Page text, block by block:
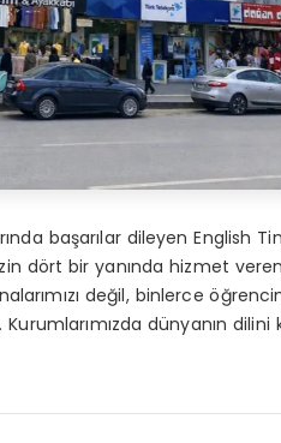
başarılar dileyen English
dört bir yanında hizmet
değil, binlerce
dünyanın dilini